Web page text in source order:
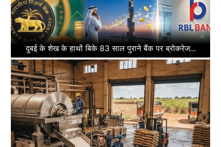
दुबई के शेख के हाथों बिके 83 साल पुराने बैंक पर ब्रोकरेज...